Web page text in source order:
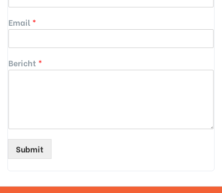
Email *
Bericht *
Submit